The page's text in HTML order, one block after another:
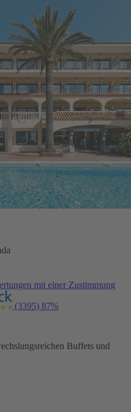
mit einer Zustimmung
(3395) 87%
Buffets und